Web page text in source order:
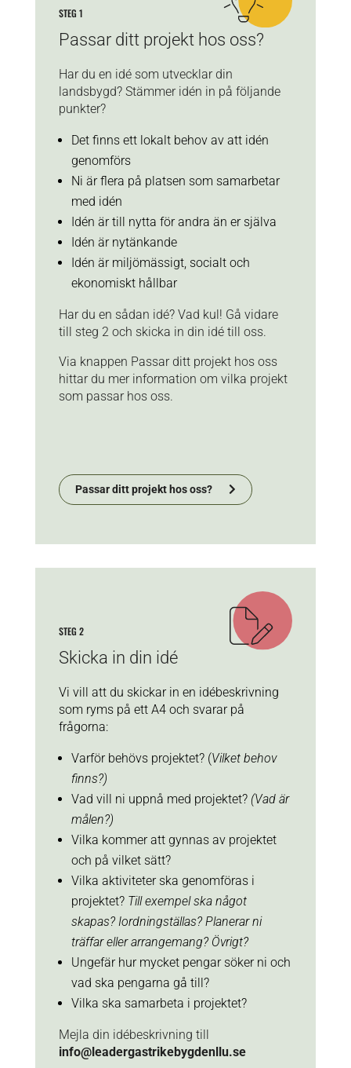
STEG 1
Passar ditt projekt hos oss?
Har du en idé som utvecklar din
landsbygd? Stämmer idén in på följande
punkter?
Det finns ett lokalt behov av att idén
genomförs
Ni är flera på platsen som samarbetar
med idén
Idén är till nytta för andra än er själva
Idén är nytänkande
Idén är miljömässigt, socialt och
ekonomiskt hållbar
Har du en sådan idé? Vad kul! Gå vidare
till steg 2 och skicka in din idé till oss.
Via knappen Passar ditt projekt hos oss
hittar du mer information om vilka projekt
som passar hos oss.
Passar ditt projekt hos oss?
STEG 2
Skicka in din idé
Vi vill att du skickar in en idébeskrivning
som ryms på ett A4 och svarar på
frågorna:
Varför behövs projektet? (Vilket behov
finns?)
Vad vill ni uppnå med projektet? (Vad är
målen?)
Vilka kommer att gynnas av projektet
och på vilket sätt?
Vilka aktiviteter ska genomföras i
projektet? Till exempel ska något
skapas? Iordningställas? Planerar ni
träffar eller arrangemang? Övrigt?
Ungefär hur mycket pengar söker ni och
vad ska pengarna gå till?
Vilka ska samarbeta i projektet?
Mejla din idébeskrivning till
info@leadergastrikebygdenllu.se